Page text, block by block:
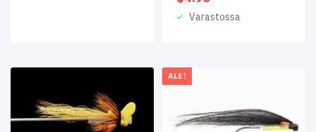
Varastossa
ALE!